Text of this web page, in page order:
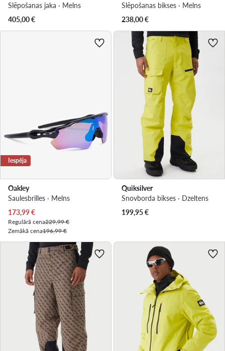
Slēpošanas jaka · Melns
405,00€
Slēpošanas bikses · Melns
238,00€
Iespēja
Oakley
Saulesbrilles · Melns
Pašreizējā cena
173,99€
Regulārā cena229,99 €
Zemākā cena196,99 €
Quiksilver
Snovborda bikses · Dzeltens
199,95€